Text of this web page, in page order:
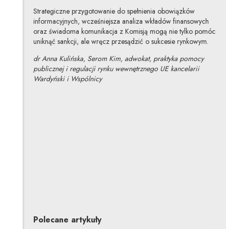
Strategiczne przygotowanie do spełnienia obowiązków
informacyjnych, wcześniejsza analiza wkładów finansowych
oraz świadoma komunikacja z Komisją mogą nie tylko pomóc
uniknąć sankcji, ale wręcz przesądzić o sukcesie rynkowym.
dr Anna Kulińska, Serom Kim, adwokat, praktyka pomocy
publicznej i regulacji rynku wewnętrznego UE kancelarii
Wardyński i Wspólnicy
Polecane artykuły